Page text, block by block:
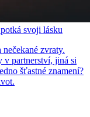
svoji lásku
zvraty.
v partnerství, jiná si
šťastné znamení?